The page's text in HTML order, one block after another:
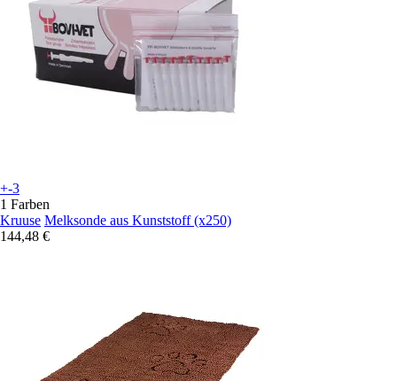
+-3
1 Farben
Kruuse Melksonde aus Kunststoff (x250)
144,48 €